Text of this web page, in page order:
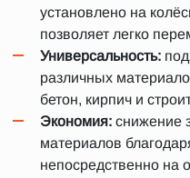
установлено на
позволяет легко
Универсальность:
различных
бетон, кирпич и
Экономия: снижение
материалов
непосредственно на